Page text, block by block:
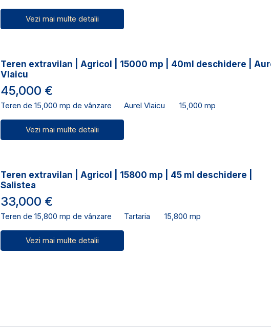
Vezi mai multe detalii
Teren extravilan | Agricol | 15000 mp | 40ml deschidere |
Vlaicu
45,000 €
Teren de 15,000 mp de vânzare Aurel Vlaicu 15,000 mp
Vezi mai multe detalii
Teren extravilan | Agricol | 15800 mp | 45 ml deschidere |
Salistea
33,000 €
Teren de 15,800 mp de vânzare Tartaria 15,800 mp
Vezi mai multe detalii